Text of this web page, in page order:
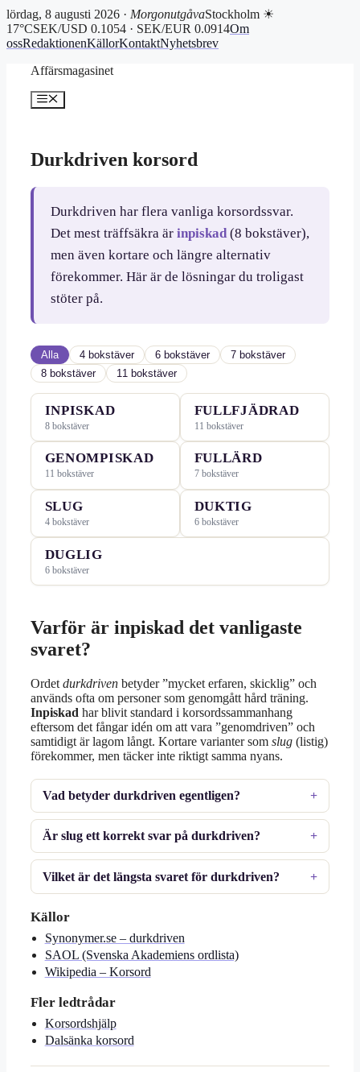
lördag, 8 augusti 2026 · MorgonutgåvaStockholm ☀
17°CSEK/USD 0.1054 · SEK/EUR 0.0914Om
ossRedaktionenKällorKontaktNyhetsbrev
Affärsmagasinet
Meny
Durkdriven korsord
Durkdriven har flera vanliga korsordssvar.
Det mest träffsäkra är inpiskad(8 bokstäver),
men även kortare och längre alternativ
förekommer. Här är de lösningar du troligast
stöter på.
Alla 4 bokstäver 6 bokstäver
7 bokstäver
8 bokstäver
11 bokstäver
INPISKAD
8 bokstäver
FULLFJÄDRAD
11 bokstäver
GENOMPISKAD
11 bokstäver
FULLÄRD
7 bokstäver
SLUG
4 bokstäver
DUKTIG
6 bokstäver
DUGLIG
6 bokstäver
Varför är inpiskad det vanligaste
svaret?
Ordet durkdriven betyder ”mycket erfaren, skicklig” och
används ofta om personer som genomgått hård träning.
Inpiskad har blivit standard i korsordssammanhang
eftersom det fångar idén om att vara ”genomdriven” och
samtidigt är lagom långt. Kortare varianter som slug (listig)
förekommer, men täcker inte riktigt samma nyans.
Vad betyder durkdriven egentligen?
Är slug ett korrekt svar på durkdriven?
Vilket är det längsta svaret för durkdriven?
Källor
Synonymer.se – durkdriven
SAOL (Svenska Akademiens ordlista)
Wikipedia – Korsord
Fler ledtrådar
Korsordshjälp
Dalsänka korsord